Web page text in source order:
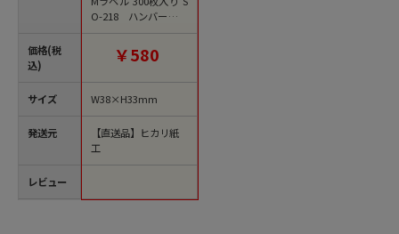
価格(税
込)
サイズ
発送元
レビュー
O-218 ハンバーガー
300枚/束（ご注文単
位1束）【直送品】
￥580
W38×H33mm
【直送品】ヒカリ紙
工